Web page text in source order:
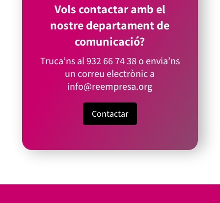
Vols contactar amb el
nostre departament de
comunicació?
Truca’ns al932 66 74 38o envia’ns
un correu electrònic a
info@reempresa.org
Contactar